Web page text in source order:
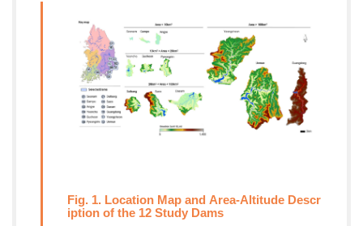
Fig. 1. Location Map and Area-Altitude Descr
iption of the 12 Study Dams